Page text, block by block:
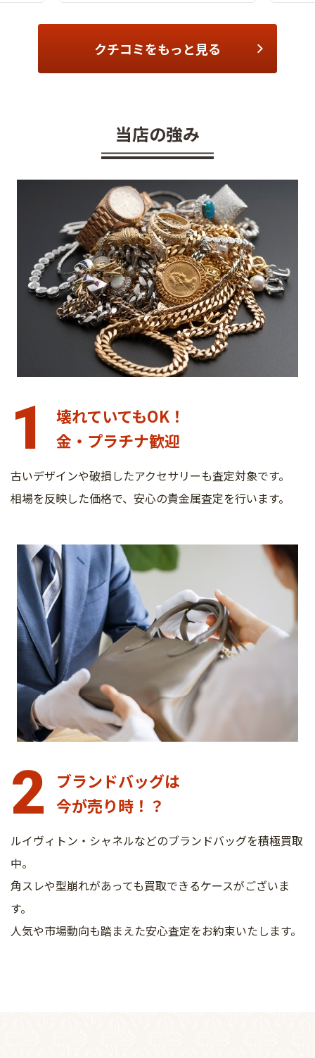
クチコミをもっと見る
当店の強み
1
壊れていてもOK！
金・プラチナ歓迎
古いデザインや破損したアクセサリーも査定対象です。
相場を反映した価格で、安心の貴金属査定を行います。
2
ブランドバッグは
今が売り時！？
ルイヴィトン・シャネルなどのブランドバッグを積極買取
中。
角スレや型崩れがあっても買取できるケースがございま
す。
人気や市場動向も踏まえた安心査定をお約束いたします。